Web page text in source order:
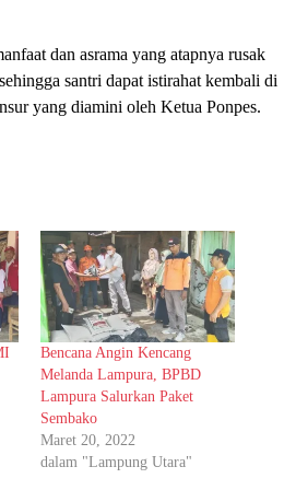
dan asrama yang atapnya rusak
santri dapat istirahat kembali di
yang diamini oleh Ketua Ponpes.
Bencana Angin Kencang
Melanda Lampura, BPBD
Lampura Salurkan Paket
Sembako
Maret 20, 2022
dalam "Lampung Utara"